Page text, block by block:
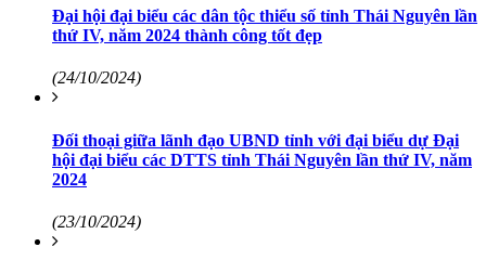
Đại hội đại biểu các dân tộc thiểu số tỉnh Thái Nguyên lần
thứ IV, năm 2024 thành công tốt đẹp
(24/10/2024)
Đối thoại giữa lãnh đạo UBND tỉnh với đại biểu dự Đại
hội đại biểu các DTTS tỉnh Thái Nguyên lần thứ IV, năm
2024
(23/10/2024)